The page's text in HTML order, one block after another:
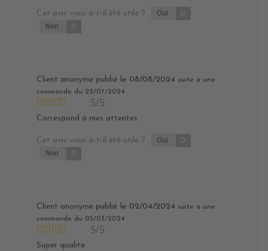
Cet avis vous a-t-il été utile ? Oui 0
Non 0
Client anonyme publié le 08/08/2024 suite à une
commande du 22/07/2024
5/5
Correspond à mes attentes
Cet avis vous a-t-il été utile ? Oui 0
Non 0
Client anonyme publié le 02/04/2024 suite à une
commande du 05/03/2024
5/5
Super qualite